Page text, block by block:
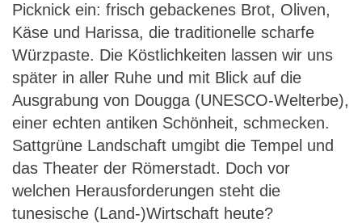
Picknick ein: frisch gebackenes Brot, Oliven,
Käse und Harissa, die traditionelle scharfe
Würzpaste. Die Köstlichkeiten lassen wir uns
später in aller Ruhe und mit Blick auf die
Ausgrabung von Dougga (UNESCO-Welterbe),
einer echten antiken Schönheit, schmecken.
Sattgrüne Landschaft umgibt die Tempel und
das Theater der Römerstadt. Doch vor
welchen Herausforderungen steht die
tunesische (Land-)Wirtschaft heute?